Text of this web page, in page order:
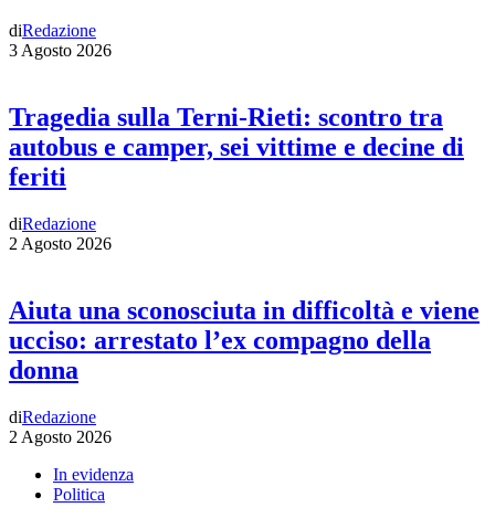
diRedazione
3 Agosto 2026
Tragedia sulla Terni-Rieti: scontro tra
autobus e camper, sei vittime e decine di
feriti
diRedazione
2 Agosto 2026
Aiuta una sconosciuta in difficoltà e viene
ucciso: arrestato l’ex compagno della
donna
diRedazione
2 Agosto 2026
In evidenza
Politica